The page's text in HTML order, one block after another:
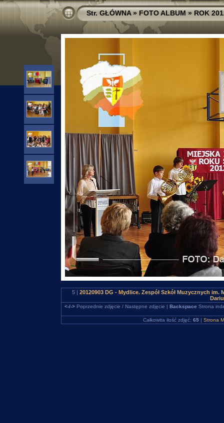
Str. GŁÓWNA»FOTO ALBUM»ROK
5 | 20120903 DG - Mydlice. Zespół Szkół Muzycznych
<-/->Poprzednie zdjęcie / Następne zdjęcie | Backspace Strona
Całkowita ilość zdjęć: 65 | Strona